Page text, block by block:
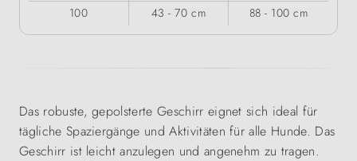
100 43 - 70 cm 88 - 100 cm
Das robuste, gepolsterte Geschirr eignet sich ideal für
tägliche Spaziergänge und Aktivitäten für alle Hunde. Das
Geschirr ist leicht anzulegen und angenehm zu tragen.